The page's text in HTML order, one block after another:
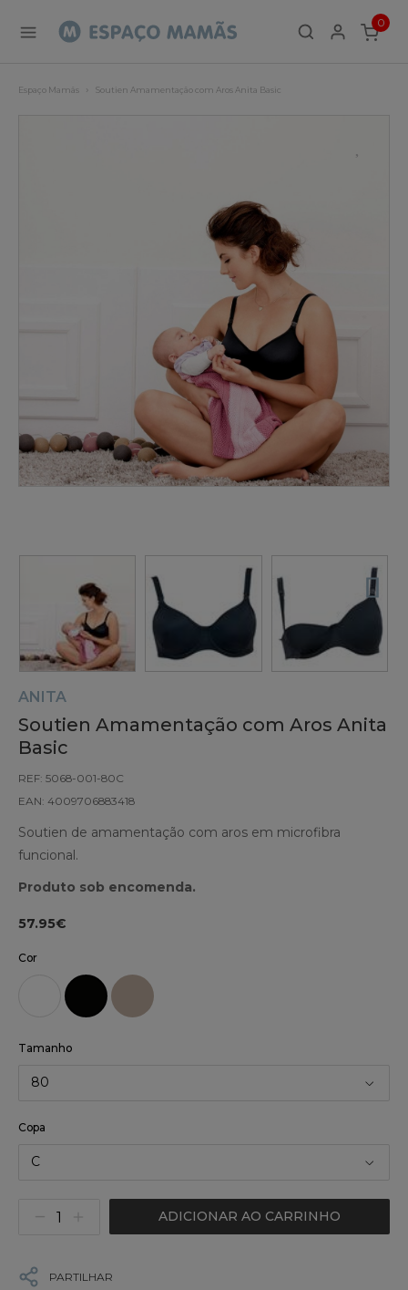
0
ITEMS
Espaço Mamãs Soutien Amamentação com Aros Anita Basic
ANITA
Soutien Amamentação com Aros Anita
Basic
REF: 5068-001-80C
EAN: 4009706883418
Soutien de amamentação com aros em microfibra
funcional.
Produto sob encomenda.
57.95€
Cor
Tamanho
80
Copa
C
ADICIONAR AO CARRINHO
PARTILHAR